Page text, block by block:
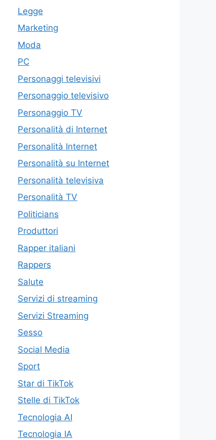
Legge
Marketing
Moda
PC
Personaggi televisivi
Personaggio televisivo
Personaggio TV
Personalità di Internet
Personalità Internet
Personalità su Internet
Personalità televisiva
Personalità TV
Politicians
Produttori
Rapper italiani
Rappers
Salute
Servizi di streaming
Servizi Streaming
Sesso
Social Media
Sport
Star di TikTok
Stelle di TikTok
Tecnologia AI
Tecnologia IA